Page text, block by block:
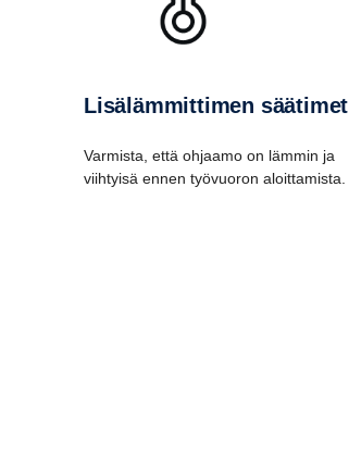
Lisälämmittimen säätimet
Varmista, että ohjaamo on lämmin ja
viihtyisä ennen työvuoron aloittamista.